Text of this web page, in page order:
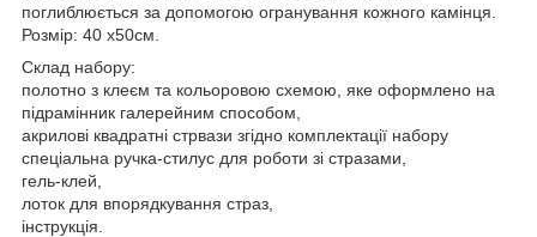
поглиблюється за допомогою огранування кожного камінця.
Розмір: 40 x50см.
Склад набору:
полотно з клеєм та кольоровою схемою, яке оформлено на
підрамінник галерейним способом,
акрилові квадратні стрвази згідно комплектації набору
спеціальна ручка-стилус для роботи зі стразами,
гель-клей,
лоток для впорядкування страз,
інструкція.